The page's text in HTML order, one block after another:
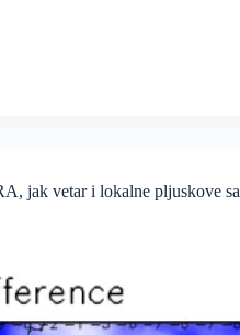
jak vetar i lokalne pljuskove sa